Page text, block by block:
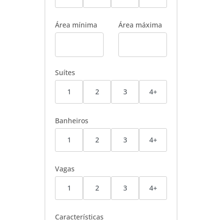
Área mínima Área máxima
Suítes
1 2 3 4+
Banheiros
1 2 3 4+
Vagas
1 2 3 4+
Características